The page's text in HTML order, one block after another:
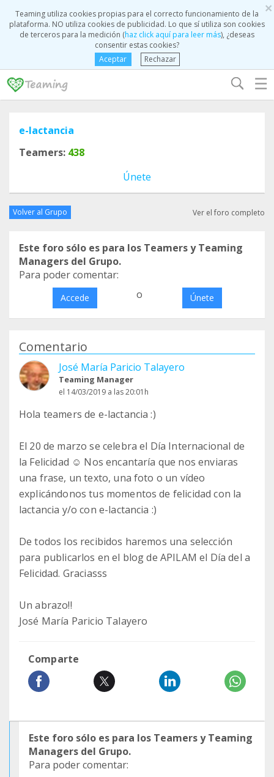
×
Teaming utiliza cookies propias para el correcto funcionamiento de la
plataforma. NO utiliza cookies de publicidad. Lo que sí utiliza son cookies
de terceros para la medición (haz click aquí para leer más), ¿deseas
consentir estas cookies?
Aceptar
Rechazar
☰
e-lactancia
Teamers: 438
Únete
Volver al Grupo Ver el foro completo
Este foro sólo es para los Teamers y Teaming
Managers del Grupo.
Para poder comentar:
Accede o Únete
Comentario
José María Paricio Talayero
Teaming Manager
el 14/03/2019 a las 20:01h
Hola teamers de e-lactancia :)
El 20 de marzo se celebra el Día Internacional de
la Felicidad ☺️ Nos encantaría que nos enviaras
una frase, un texto, una foto o un vídeo
explicándonos tus momentos de felicidad con la
lactancia y/o con e-lactancia :)
De todos los recibidos haremos una selección
para publicarlos en el blog de APILAM el Día del a
Felicidad. Graciasss
Un abrazo!!
José María Paricio Talayero
Comparte
Este foro sólo es para los Teamers y Teaming
Managers del Grupo.
Para poder comentar: